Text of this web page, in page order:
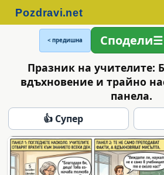
< предишна Сподели
Празник на учителите:
вдъхновение и трайно
панела.
👍 Супер